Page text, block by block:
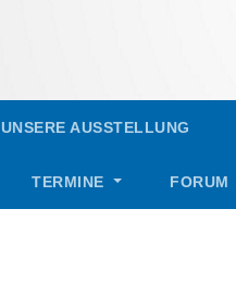
UNSERE AUSSTELLUNG
TERMINE FORUM